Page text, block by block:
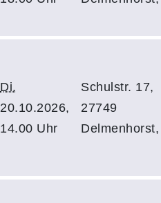
Di.
20.10.2026,
14.00 Uhr
Schulstr. 17,
27749
Delmenhorst,